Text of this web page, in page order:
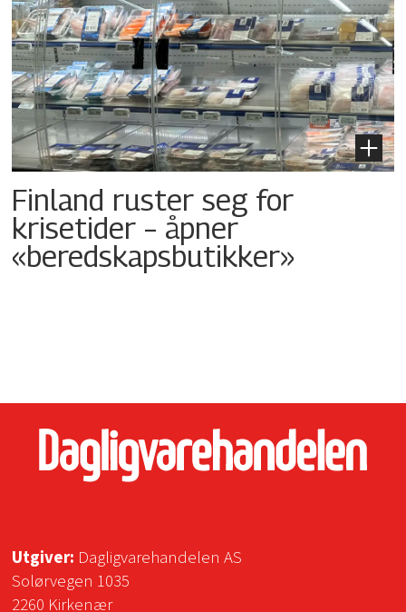
Finland ruster seg for
krisetider – åpner
«beredskapsbutikker»
Utgiver: Dagligvarehandelen AS
Solørvegen 1035
2260 Kirkenær